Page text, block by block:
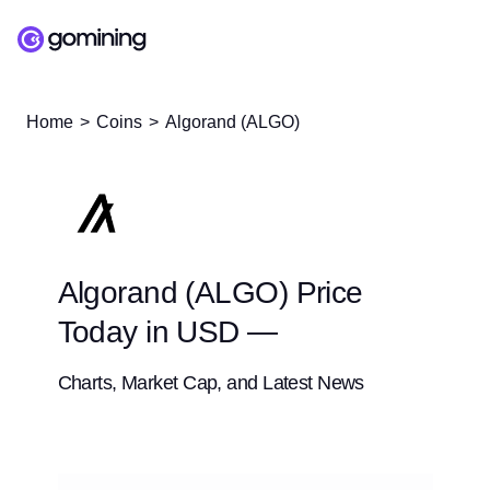
Home Coins Algorand (ALGO)
Algorand (ALGO) Price
Today in USD —
Charts, Market Cap, and Latest News